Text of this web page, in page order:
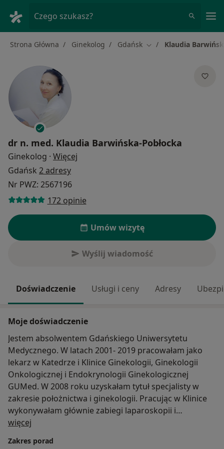
Czego szukasz?
Strona Główna Ginekolog Gdańsk Zmień miasto
Klaudia
dr n. med. Klaudia Barwińska-Pobłocka
Ginekolog · Więcej
Gdańsk 2 adresy
Nr PWZ: 2567196
172 opinie
Umów wizytę
Wyślij wiadomość
Doświadczenie Usługi i ceny Adresy
Moje doświadczenie
Jestem absolwentem Gdańskiego Uniwersytetu
Medycznego. W latach 2001- 2019 pracowałam jako
lekarz w Katedrze i Klinice Ginekologii, Ginekologii
Onkologicznej i Endokrynologii Ginekologicznej
GUMed. W 2008 roku uzyskałam tytuł specjalisty w
zakresie położnictwa i ginekologii. Pracując w Klinice
wykonywałam głównie zabiegi laparoskopii i
histeroskopii diagnostycznej i operacyjnej oraz zabiegi
się także leczeniem nieoperacyjnym zespołu MRKH.
więcej
Zakres porad